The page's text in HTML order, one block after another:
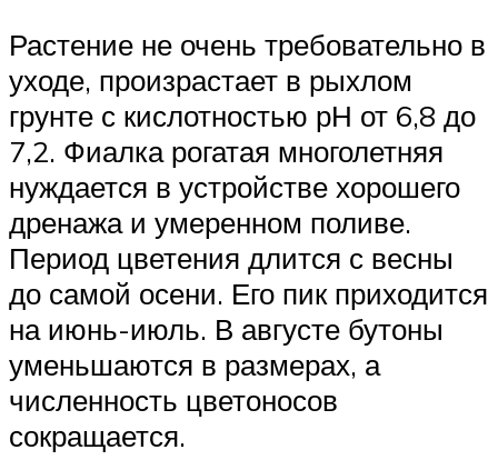
Растение не очень требовательно в
уходе, произрастает в рыхлом
грунте с кислотностью рН от 6,8 до
7,2. Фиалка рогатая многолетняя
нуждается в устройстве хорошего
дренажа и умеренном поливе.
Период цветения длится с весны
до самой осени. Его пик приходится
на июнь-июль. В августе бутоны
уменьшаются в размерах, а
численность цветоносов
сокращается.